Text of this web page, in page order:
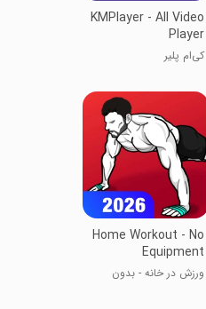
KMPlayer - All Video
Player
کی‌ام پلیر
Home Workout - No
Equipment
ورزش در خانه - بدون